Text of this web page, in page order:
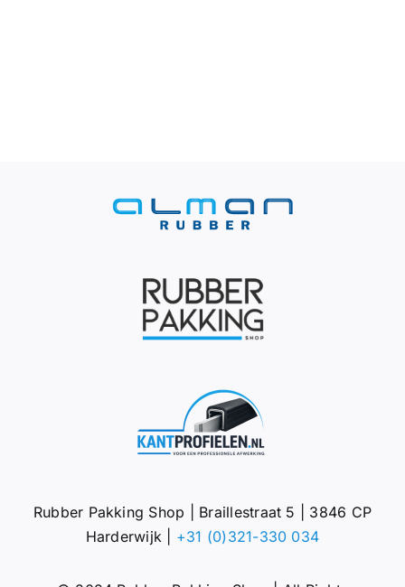
Rubber Pakking Shop | Braillestraat 5 | 3846 CP
Harderwijk | +31 (0)321-330 034